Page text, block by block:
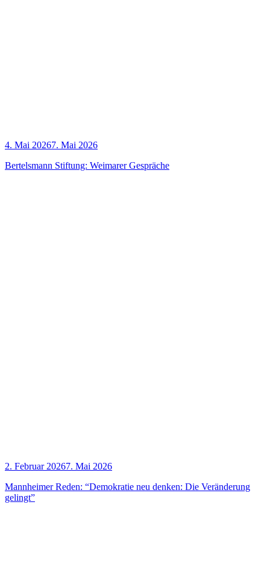
4. Mai 20267. Mai 2026
Ber­tels­mann Stif­tung: Wei­ma­rer Gespräche
2. Februar 20267. Mai 2026
Mann­hei­mer Reden: “Demo­kra­tie neu den­ken: Die Ver­än­de­rung
gelingt”